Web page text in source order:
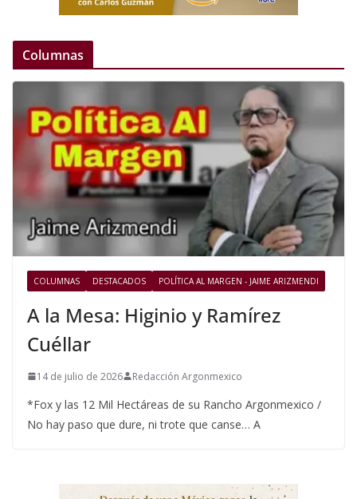
Columnas
COLUMNAS DESTACADOS POLÍTICA AL MARGEN - JAIME ARIZMENDI
A la Mesa: Higinio y Ramírez
Cuéllar
14 de julio de 2026 Redacción Argonmexico
*Fox y las 12 Mil Hectáreas de su Rancho Argonmexico /
No hay paso que dure, ni trote que canse… A